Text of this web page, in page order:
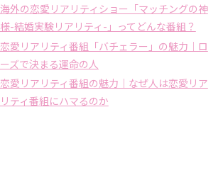
海外の恋愛リアリティショー「マッチングの神
様-結婚実験リアリティ-」ってどんな番組？
恋愛リアリティ番組「バチェラー」の魅力｜ロ
ーズで決まる運命の人
恋愛リアリティ番組の魅力｜なぜ人は恋愛リア
リティ番組にハマるのか